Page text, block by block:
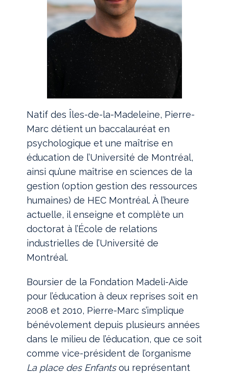
Natif des Îles-de-la-Madeleine, Pierre-
Marc détient un baccalauréat en
psychologique et une maîtrise en
éducation de l’Université de Montréal,
ainsi qu’une maîtrise en sciences de la
gestion (option gestion des ressources
humaines) de HEC Montréal. À l’heure
actuelle, il enseigne et complète un
doctorat à l’École de relations
industrielles de l’Université de
Montréal.
Boursier de la Fondation Madeli-Aide
pour l’éducation à deux reprises soit en
2008 et 2010, Pierre-Marc s’implique
bénévolement depuis plusieurs années
dans le milieu de l’éducation, que ce soit
comme vice-président de l’organisme
La place des Enfantsou représentant